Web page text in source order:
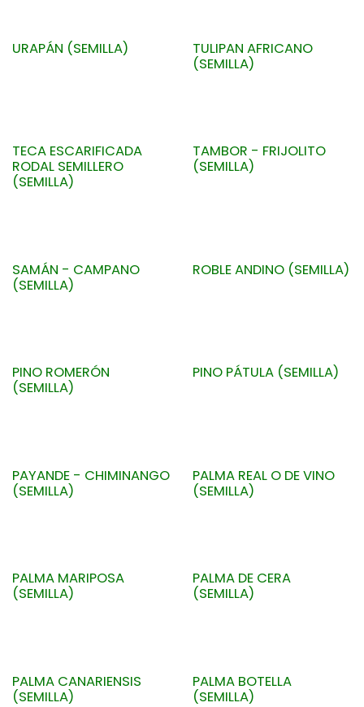
URAPÁN (SEMILLA)
TULIPAN AFRICANO
(SEMILLA)
TECA ESCARIFICADA
RODAL SEMILLERO
(SEMILLA)
TAMBOR - FRIJOLITO
(SEMILLA)
SAMÁN - CAMPANO
(SEMILLA)
ROBLE ANDINO (SEMILLA)
PINO ROMERÓN
(SEMILLA)
PINO PÁTULA (SEMILLA)
PAYANDE - CHIMINANGO
(SEMILLA)
PALMA REAL O DE VINO
(SEMILLA)
PALMA MARIPOSA
(SEMILLA)
PALMA DE CERA
(SEMILLA)
PALMA CANARIENSIS
(SEMILLA)
PALMA BOTELLA
(SEMILLA)